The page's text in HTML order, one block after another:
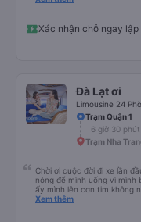
chúng tôi đến nơi sớm hơn
Xác nhận chỗ ngay lập
Đà Lạt ơi
Limousine 24
Trạm Quận 1
6 giờ 30 phút
Trạm Nha
Chời ơi cuộc đời đi xe lần
nóng để mình uống vì mình
ấy mình lên cơn tim không
ko chắc mình xỉu thiệt. Chú
Xem thêm